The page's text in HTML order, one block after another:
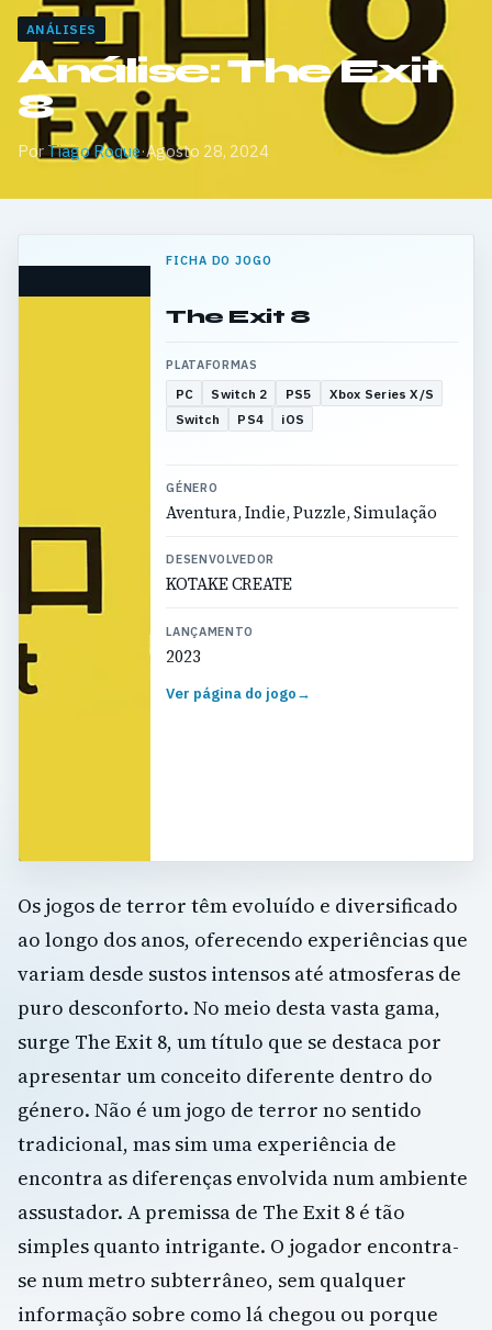
ANÁLISES
Análise: The Exit
8
PorTiago Roque·Agosto 28, 2024
FICHA DO JOGO
The Exit 8
PLATAFORMAS
PC Switch 2 PS5
Xbox Series X/S
Switch
PS4 iOS
GÉNERO
Aventura, Indie, Puzzle, Simulação
DESENVOLVEDOR
KOTAKE CREATE
LANÇAMENTO
2023
Ver página do jogo→
Os jogos de terror têm evoluído e diversificado
ao longo dos anos, oferecendo experiências que
variam desde sustos intensos até atmosferas de
puro desconforto. No meio desta vasta gama,
surge The Exit 8, um título que se destaca por
apresentar um conceito diferente dentro do
género. Não é um jogo de terror no sentido
tradicional, mas sim uma experiência de
encontra as diferenças envolvida num ambiente
assustador. A premissa de The Exit 8 é tão
simples quanto intrigante. O jogador encontra-
se num metro subterrâneo, sem qualquer
informação sobre como lá chegou ou porque